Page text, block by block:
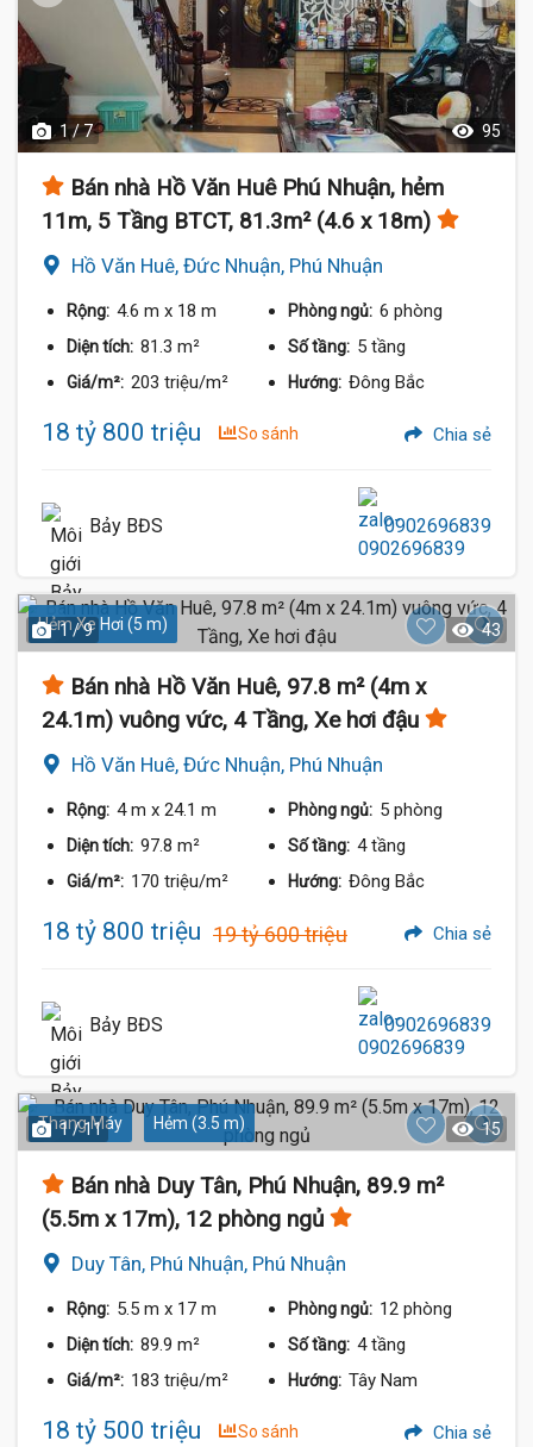
1 / 7 95
Bán nhà Hồ Văn Huê Phú Nhuận, hẻm
11m, 5 Tầng BTCT, 81.3m² (4.6 x 18m)
Hồ Văn Huê, Đức Nhuận, Phú Nhuận
Rộng: 4.6 m x 18 m Phòng ngủ: 6 phòng
Diện tích: 81.3 m² Số tầng: 5 tầng
Giá/m²: 203 triệu/m² Hướng: Đông Bắc
18 tỷ 800 triệu So sánh Chia sẻ
Bảy BĐS 0902696839
Hẻm Xe Hơi (5 m)
1 / 9 43
Bán nhà Hồ Văn Huê, 97.8 m² (4m x
24.1m) vuông vức, 4 Tầng, Xe hơi đậu
Hồ Văn Huê, Đức Nhuận, Phú Nhuận
Rộng: 4 m x 24.1 m Phòng ngủ: 5 phòng
Diện tích: 97.8 m² Số tầng: 4 tầng
Giá/m²: 170 triệu/m² Hướng: Đông Bắc
18 tỷ 800 triệu 19 tỷ 600 triệu Chia sẻ
Bảy BĐS 0902696839
Thang Máy Hẻm (3.5 m)
1 / 11 15
Bán nhà Duy Tân, Phú Nhuận, 89.9 m²
(5.5m x 17m), 12 phòng ngủ
Duy Tân, Phú Nhuận, Phú Nhuận
Rộng: 5.5 m x 17 m Phòng ngủ: 12 phòng
Diện tích: 89.9 m² Số tầng: 4 tầng
Giá/m²: 183 triệu/m² Hướng: Tây Nam
18 tỷ 500 triệu So sánh Chia sẻ